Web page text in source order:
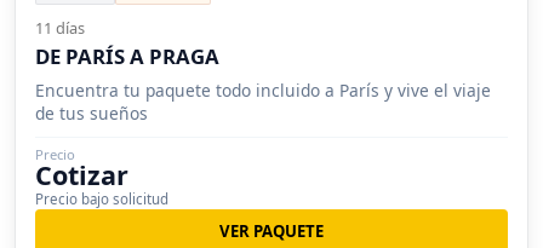
11 días
DE PARÍS A PRAGA
Encuentra tu paquete todo incluido a París y vive el viaje
de tus sueños
Precio
Cotizar
Precio bajo solicitud
VER PAQUETE